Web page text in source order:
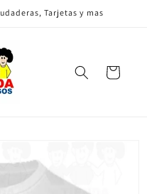
Tarjetas y mas
Carrito